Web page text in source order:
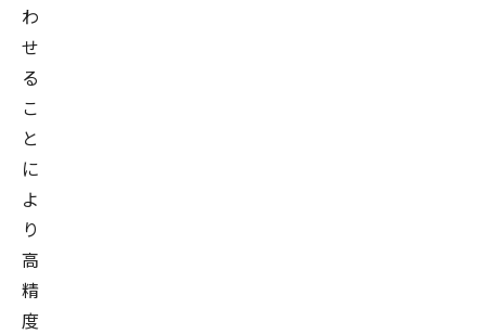
わ
せ
る
こ
と
に
よ
り
高
精
度